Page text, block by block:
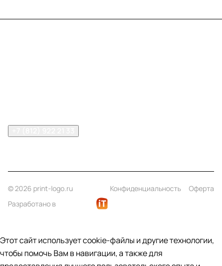
© 2026 print-logo.ru Конфиденциальность
Оферта
Разработано в
Этот сайт использует cookie-файлы и другие технологии,
чтобы помочь Вам в навигации, а также для